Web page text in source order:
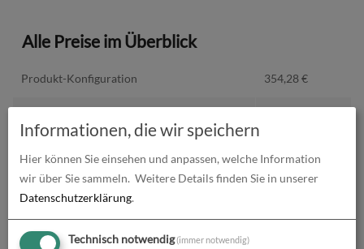
Alle Preise im Überblick
Produkt-Konfiguration 354,28€
Gesamtbetrag (netto) 354,28€
Informationen, die wir speichern
Hier können Sie einsehen und anpassen, welche Information
wir über Sie sammeln. Weitere Details finden Sie in unserer
Datenschutzerklärung.
Technisch notwendig(immer notwendig)